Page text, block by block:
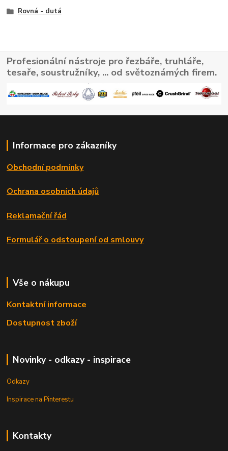
Rovná - dutá
Profesionální nástroje pro řezbáře, truhláře,
tesaře, soustružníky, ... od světoznámých firem.
Informace pro zákazníky
Obchodní podmínky
Ochrana osobních údajů
Reklamační řád
Formulář o odstoupení od smlouvy
Vše o nákupu
Kontaktní informace
Dostupnost zboží
Novinky - odkazy - inspirace
Odkazy
Inspirace na Pinterestu
Kontakty